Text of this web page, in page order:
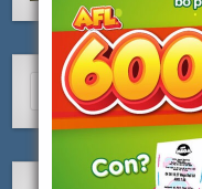
Search